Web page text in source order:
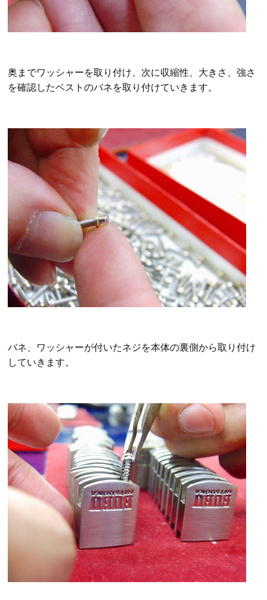
奥までワッシャーを取り付け、次に収縮性、大きさ、強さ
を確認したベストのバネを取り付けていきます。
バネ、ワッシャーが付いたネジを本体の裏側から取り付け
していきます。